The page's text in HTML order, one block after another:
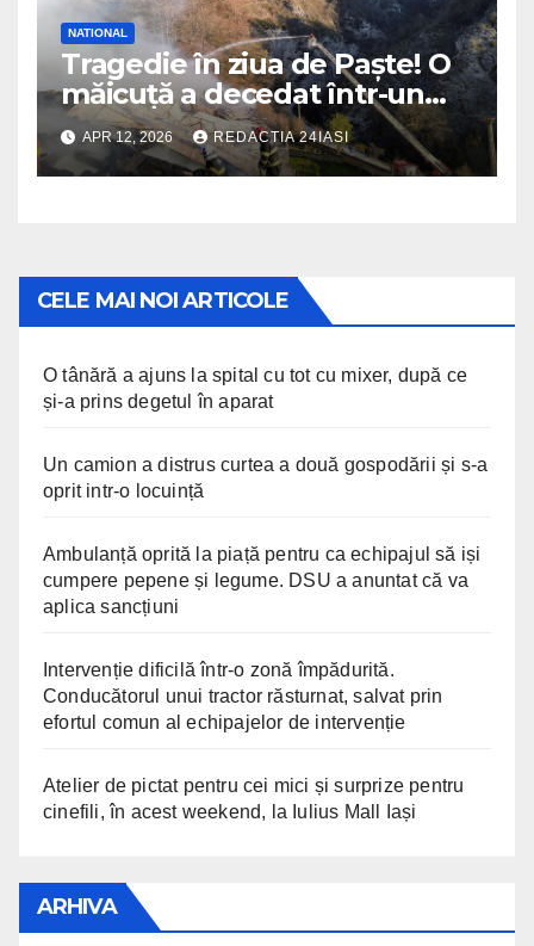
NATIONAL
Tragedie în ziua de Paște! O
măicuță a decedat într-un
incendiu izbucnit la
mănăstire
APR 12, 2026 REDACTIA 24IASI
CELE MAI NOI ARTICOLE
O tânără a ajuns la spital cu tot cu mixer, după ce
și-a prins degetul în aparat
Un camion a distrus curtea a două gospodării și s-a
oprit intr-o locuință
Ambulanță oprită la piață pentru ca echipajul să iși
cumpere pepene și legume. DSU a anuntat că va
aplica sancțiuni
Intervenție dificilă într-o zonă împădurită.
Conducătorul unui tractor răsturnat, salvat prin
efortul comun al echipajelor de intervenție
Atelier de pictat pentru cei mici și surprize pentru
cinefili, în acest weekend, la Iulius Mall Iași
ARHIVA